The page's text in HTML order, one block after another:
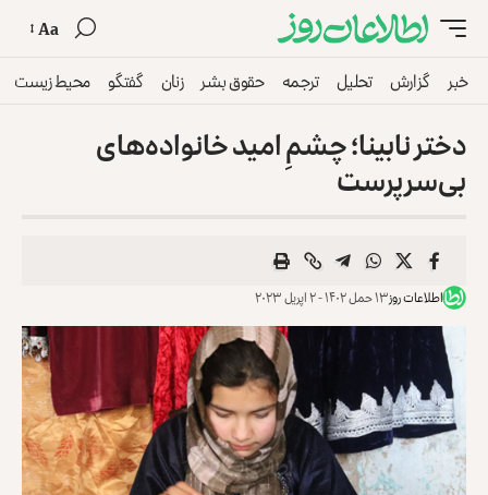
Aa
خبر گزارش تحلیل ترجمه حقوق بشر زنان گفتگو محیط زیست
دختر نابینا؛ چشمِ‌ امید خانواده‌های
بی‌سرپرست
اطلاعات روز۱۳ حمل ۱۴۰۲ - ۲ اپریل ۲۰۲۳